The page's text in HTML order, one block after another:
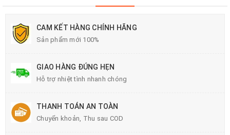
CAM KẾT HÀNG CHÍNH HÃNG
Sản phẩm mới 100%
GIAO HÀNG ĐÚNG HẸN
Hỗ trợ nhiệt tình nhanh chóng
THANH TOÁN AN TOÀN
Chuyển khoản, Thu sau COD